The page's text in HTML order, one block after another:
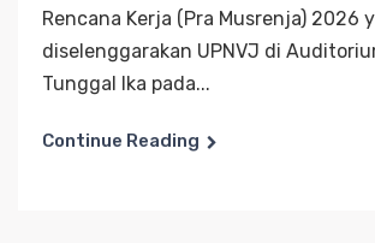
Rencana Kerja (Pra Musrenja) 2026
diselenggarakan UPNVJ di
Tunggal Ika pada...
Continue Reading